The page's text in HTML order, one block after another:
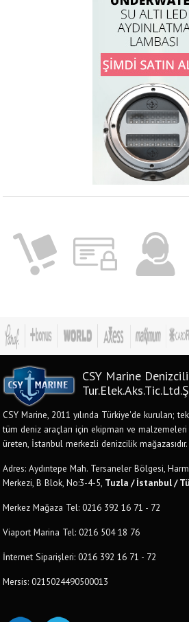
CSY Marine
CSY Marine, 2011 yılında Türkiye'de kurulan;
tüm deniz araçları için ekipman ve
üreten, İstanbul merkezli denizcilik mağazasıdır.
Adres: Aydıntepe Mah. Tersaneler Bölgesi,
Merkezi, B Blok, No:3-4-5, Tuzla / İstanbul /
Merkez Mağaza Tel: 0216 392 16 71 - 72
Viaport Marina Tel: 0216 504 18 76
İnternet Siparişleri: 0216 392 16 71 - 72
Mersis: 0215024490500013